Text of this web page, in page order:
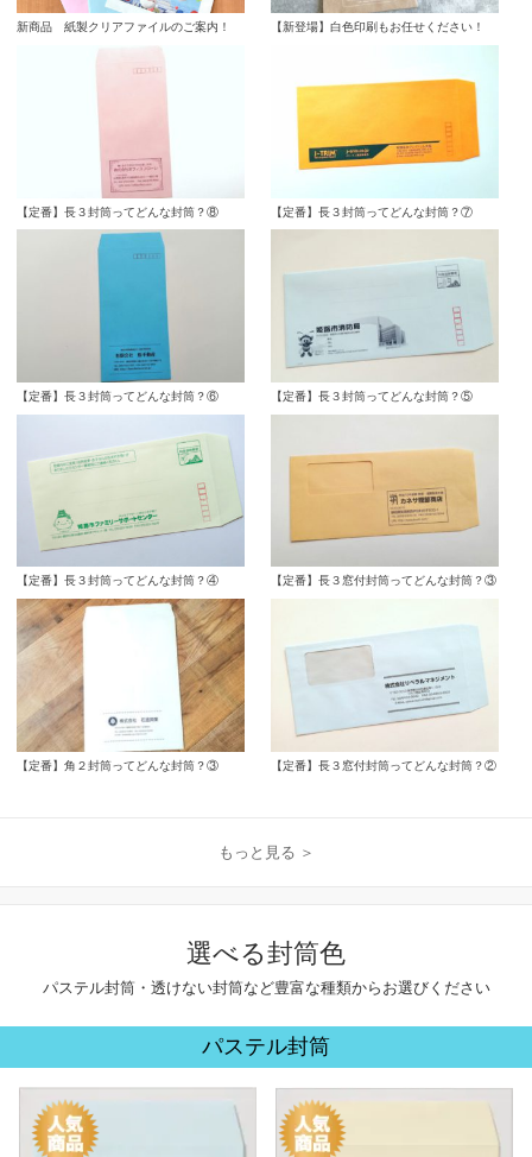
新商品 紙製クリアファイルのご案内！ 【新登場】白色印刷もお任せください！
【定番】長３封筒ってどんな封筒？⑧ 【定番】長３封筒ってどんな封筒？⑦
【定番】長３封筒ってどんな封筒？⑥ 【定番】長３封筒ってどんな封筒？⑤
【定番】長３封筒ってどんな封筒？④ 【定番】長３窓付封筒ってどんな封筒？③
【定番】角２封筒ってどんな封筒？③ 【定番】長３窓付封筒ってどんな封筒？②
もっと見る ＞
選べる封筒色
パステル封筒・透けない封筒など豊富な種類からお選びください
パステル封筒